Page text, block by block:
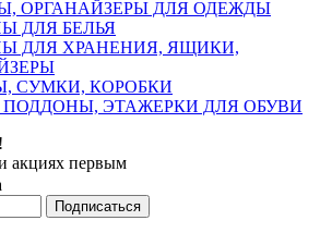
ОРГАНАЙЗЕРЫ ДЛЯ ОДЕЖДЫ
ДЛЯ БЕЛЬЯ
ДЛЯ ХРАНЕНИЯ, ЯЩИКИ,
СУМКИ, КОРОБКИ
ЭТАЖЕРКИ ДЛЯ ОБУВИ
акциях первым